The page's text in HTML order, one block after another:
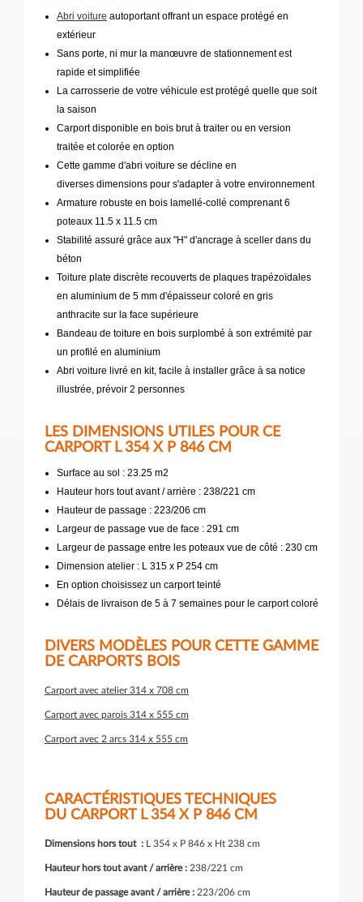
Abri voiture autoportant offrant un espace protégé en
extérieur
Sans porte, ni mur la manœuvre de stationnement est
rapide et simplifiée
La carrosserie de votre véhicule est protégé quelle que soit
la saison
Carport disponible en bois brut à traiter ou en version
traitée et colorée en option
Cette gamme d'abri voiture se décline en
diverses dimensions pour s'adapter à votre environnement
Armature robuste en bois lamellé-collé comprenant 6
poteaux 11.5 x 11.5 cm
Stabilité assuré grâce aux "H" d'ancrage à sceller dans du
béton
Toiture plate discrète recouverts de plaques trapézoïdales
en aluminium de 5 mm d'épaisseur coloré en gris
anthracite sur la face supérieure
Bandeau de toiture en bois surplombé à son extrémité par
un profilé en aluminium
Abri voiture livré en kit, facile à installer grâce à sa notice
illustrée, prévoir 2 personnes
LES DIMENSIONS UTILES POUR CE
CARPORT L 354 X P 846 CM
Surface au sol : 23.25 m2
Hauteur hors tout avant / arrière : 238/221 cm
Hauteur de passage : 223/206 cm
Largeur de passage vue de face : 291 cm
Largeur de passage entre les poteaux vue de côté : 230 cm
Dimension atelier : L 315 x P 254 cm
En option choisissez un carport teinté
Délais de livraison de 5 à 7 semaines pour le carport coloré
DIVERS MODÈLES POUR CETTE GAMME
DE CARPORTS BOIS
Carport avec atelier 314 x 708 cm
Carport avec parois 314 x 555 cm
Carport avec 2 arcs 314 x 555 cm
CARACTÉRISTIQUES TECHNIQUES
DU CARPORT L 354 X P 846 CM
Dimensions hors tout : L 354 x P 846 x Ht 238 cm
Hauteur hors tout avant / arrière : 238/221 cm
Hauteur de passage avant / arrière : 223/206 cm